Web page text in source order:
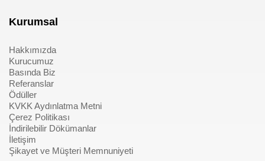
Kurumsal
Hakkımızda
Kurucumuz
Basında Biz
Referanslar
Ödüller
KVKK Aydınlatma Metni
Çerez Politikası
İndirilebilir Dökümanlar
İletişim
Şikayet ve Müşteri Memnuniyeti